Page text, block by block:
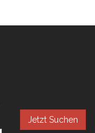
Jetzt Suchen